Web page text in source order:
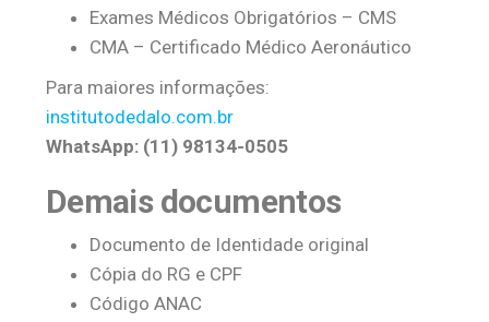
Exames Médicos Obrigatórios – CMS
CMA – Certificado Médico Aeronáutico
Para maiores informações:
institutodedalo.com.br
WhatsApp: (11) 98134-0505
Demais documentos
Documento de Identidade original
Cópia do RG e CPF
Código ANAC